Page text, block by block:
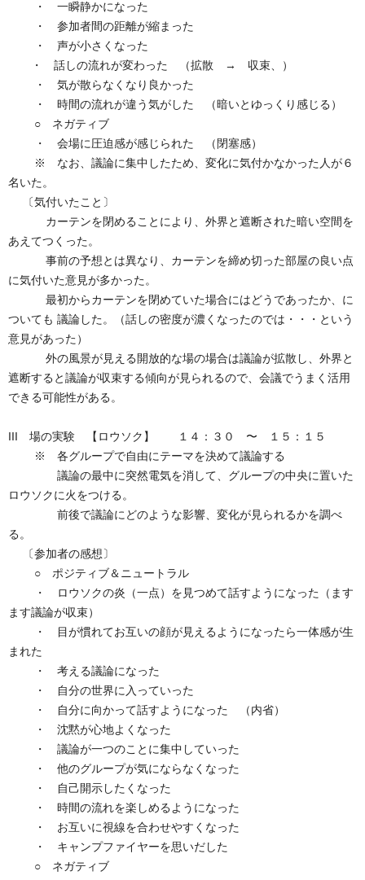
・ 一瞬静かになった
・ 参加者間の距離が縮まった
・ 声が小さくなった
・ 話しの流れが変わった （拡散 → 収束、）
・ 気が散らなくなり良かった
・ 時間の流れが違う気がした （暗いとゆっくり感じる）
○ ネガティブ
・ 会場に圧迫感が感じられた （閉塞感）
※ なお、議論に集中したため、変化に気付かなかった人が６
名いた。
〔気付いたこと〕
カーテンを閉めることにより、外界と遮断された暗い空間を
あえてつくった。
事前の予想とは異なり、カーテンを締め切った部屋の良い点
に気付いた意見が多かった。
最初からカーテンを閉めていた場合にはどうであったか、に
ついても 議論した。（話しの密度が濃くなったのでは・・・という
意見があった）
外の風景が見える開放的な場の場合は議論が拡散し、外界と
遮断すると議論が収束する傾向が見られるので、会議でうまく活用
できる可能性がある。
III 場の実験 【ロウソク】 １４：３０ 〜 １５：１５
※ 各グループで自由にテーマを決めて議論する
議論の最中に突然電気を消して、グループの中央に置いた
ロウソクに火をつける。
前後で議論にどのような影響、変化が見られるかを調べ
る。
〔参加者の感想〕
○ ポジティブ＆ニュートラル
・ ロウソクの炎（一点）を見つめて話すようになった（ます
ます議論が収束）
・ 目が慣れてお互いの顔が見えるようになったら一体感が生
まれた
・ 考える議論になった
・ 自分の世界に入っていった
・ 自分に向かって話すようになった （内省）
・ 沈黙が心地よくなった
・ 議論が一つのことに集中していった
・ 他のグループが気にならなくなった
・ 自己開示したくなった
・ 時間の流れを楽しめるようになった
・ お互いに視線を合わせやすくなった
・ キャンプファイヤーを思いだした
○ ネガティブ